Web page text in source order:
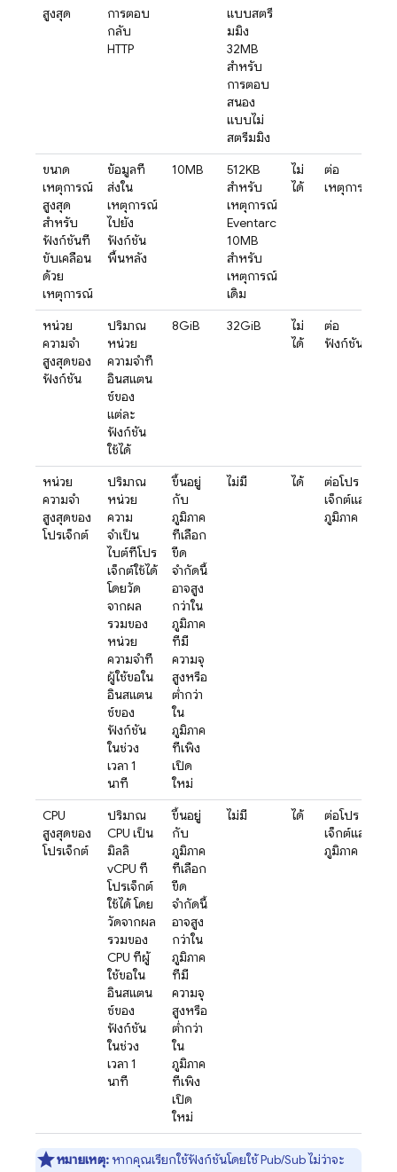
สูงสุด
การตอบ
กลับ
HTTP
แบบสตรี
มมิง
32MB
สำหรับ
การตอบ
สนอง
แบบไม่
สตรีมมิง
ขนาด
เหตุการณ์
สูงสุด
สำหรับ
ฟังก์ชันที่
ขับเคลื่อน
ด้วย
เหตุการณ์
ข้อมูลที่
ส่งใน
เหตุการณ์
ไปยัง
ฟังก์ชัน
พื้นหลัง
10MB
512KB
สำหรับ
เหตุการณ์
Eventarc
10MB
สำหรับ
เหตุการณ์
เดิม
ไม่
ได้
ต่อ
เหตุการณ์
หน่วย
ความจำ
สูงสุดของ
ฟังก์ชัน
ปริมาณ
หน่วย
ความจำที่
อินสแตน
ซ์ของ
แต่ละ
ฟังก์ชัน
ใช้ได้
8GiB 32GiB
ไม่
ได้
ต่อ
ฟังก์ชัน
หน่วย
ความจำ
สูงสุดของ
โปรเจ็กต์
ปริมาณ
หน่วย
ความ
จำเป็น
ไบต์ที่โปร
เจ็กต์ใช้ได้
โดยวัด
จากผล
รวมของ
หน่วย
ความจำที่
ผู้ใช้ขอใน
อินสแตน
ซ์ของ
ฟังก์ชัน
ในช่วง
เวลา 1
นาที
ขึ้นอยู่
กับ
ภูมิภาค
ที่เลือก
ขีด
จำกัดนี้
อาจสูง
กว่าใน
ภูมิภาค
ที่มี
ความจุ
สูงหรือ
ต่ำกว่า
ใน
ภูมิภาค
ที่เพิ่ง
เปิด
ใหม่
ไม่มี ได้
ต่อโปร
เจ็กต์และ
ภูมิภาค
CPU
สูงสุดของ
โปรเจ็กต์
ปริมาณ
CPU เป็น
มิลลิ
vCPU ที่
โปรเจ็กต์
ใช้ได้ โดย
วัดจากผล
รวมของ
CPU ที่ผู้
ใช้ขอใน
อินสแตน
ซ์ของ
ฟังก์ชัน
ในช่วง
เวลา 1
นาที
ขึ้นอยู่
กับ
ภูมิภาค
ที่เลือก
ขีด
จำกัดนี้
อาจสูง
กว่าใน
ภูมิภาค
ที่มี
ความจุ
สูงหรือ
ต่ำกว่า
ใน
ภูมิภาค
ที่เพิ่ง
เปิด
ใหม่
ไม่มี ได้
ต่อโปร
เจ็กต์และ
ภูมิภาค
หมายเหตุ: หากคุณเรียกใช้ฟังก์ชันโดยใช้Pub/Subไม่ว่าจะ